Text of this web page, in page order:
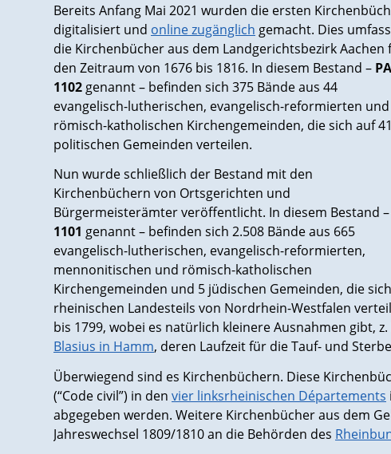
Bereits Anfang Mai 2021 wurden die ersten
digitalisiert und online zugänglich gemacht. Dies
die Kirchenbücher aus dem Landgerichtsbezirk Aachen
den Zeitraum von 1676 bis 1816. In diesem Bestand – PA
1102 genannt – befinden sich 375 Bände aus 44
evangelisch-lutherischen, evangelisch-reformierten und
römisch-katholischen Kirchengemeinden, die sich auf 41
politischen Gemeinden verteilen.
Nun wurde schließlich der Bestand mit den
Kirchenbüchern von Ortsgerichten und
Bürgermeisterämter veröffentlicht. In diesem Bestand –
1101 genannt – befinden sich 2.508 Bände aus 665
evangelisch-lutherischen, evangelisch-reformierten,
mennonitischen und römisch-katholischen
Kirchengemeinden und 5 jüdischen Gemeinden, die
rheinischen Landesteils von Nordrhein-Westfalen
bis 1799, wobei es natürlich kleinere Ausnahmen gibt, z.
Blasius in Hamm, deren Laufzeit für die Tauf- und
Überwiegend sind es Kirchenbüchern. Diese
(“Code civil”) in den vier linksrheinischen Départements
abgegeben werden. Weitere Kirchenbücher aus dem
Jahreswechsel 1809/1810 an die Behörden des